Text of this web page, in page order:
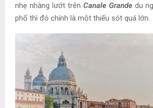
nhẹ nhàng lướt trên Canale Grande du
phố thì đó chính là một thiếu sót quá lớn.